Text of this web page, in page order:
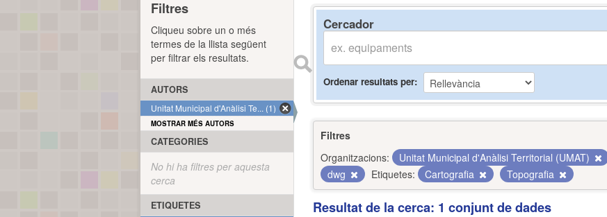
Cercador
Ordenar resultats per
Filtres
Organitzacions:
Unitat Municipal d'Anàlisi Territorial (UMAT)
dwg
Etiquetes: Cartografia Topografia
Resultat de la cerca: 1 conjunt de dades
Filtres
Cliqueu sobre un o més
termes de la llista següent
per filtrar els resultats.
AUTORS
Unitat Municipal d'Anàlisi Te... (1)
MOSTRAR MÉS AUTORS
CATEGORIES
No hi ha filtres per aquesta
cerca
ETIQUETES